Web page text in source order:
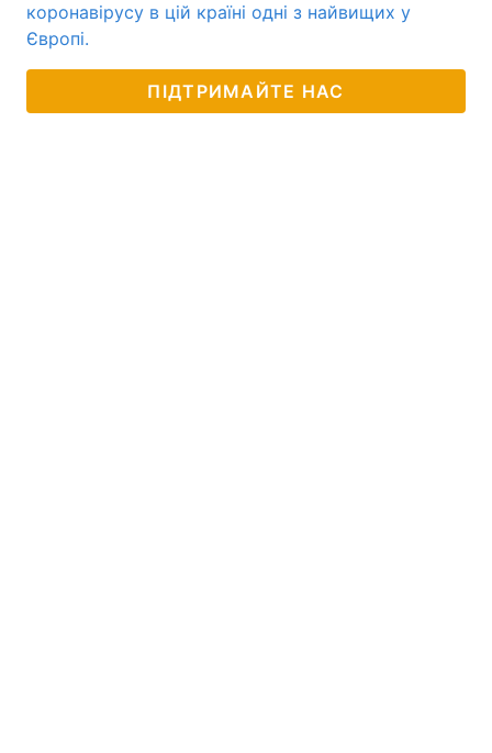
коронавірусу в цій країні одні з найвищих у
Європі.
ПІДТРИМАЙТЕ НАС